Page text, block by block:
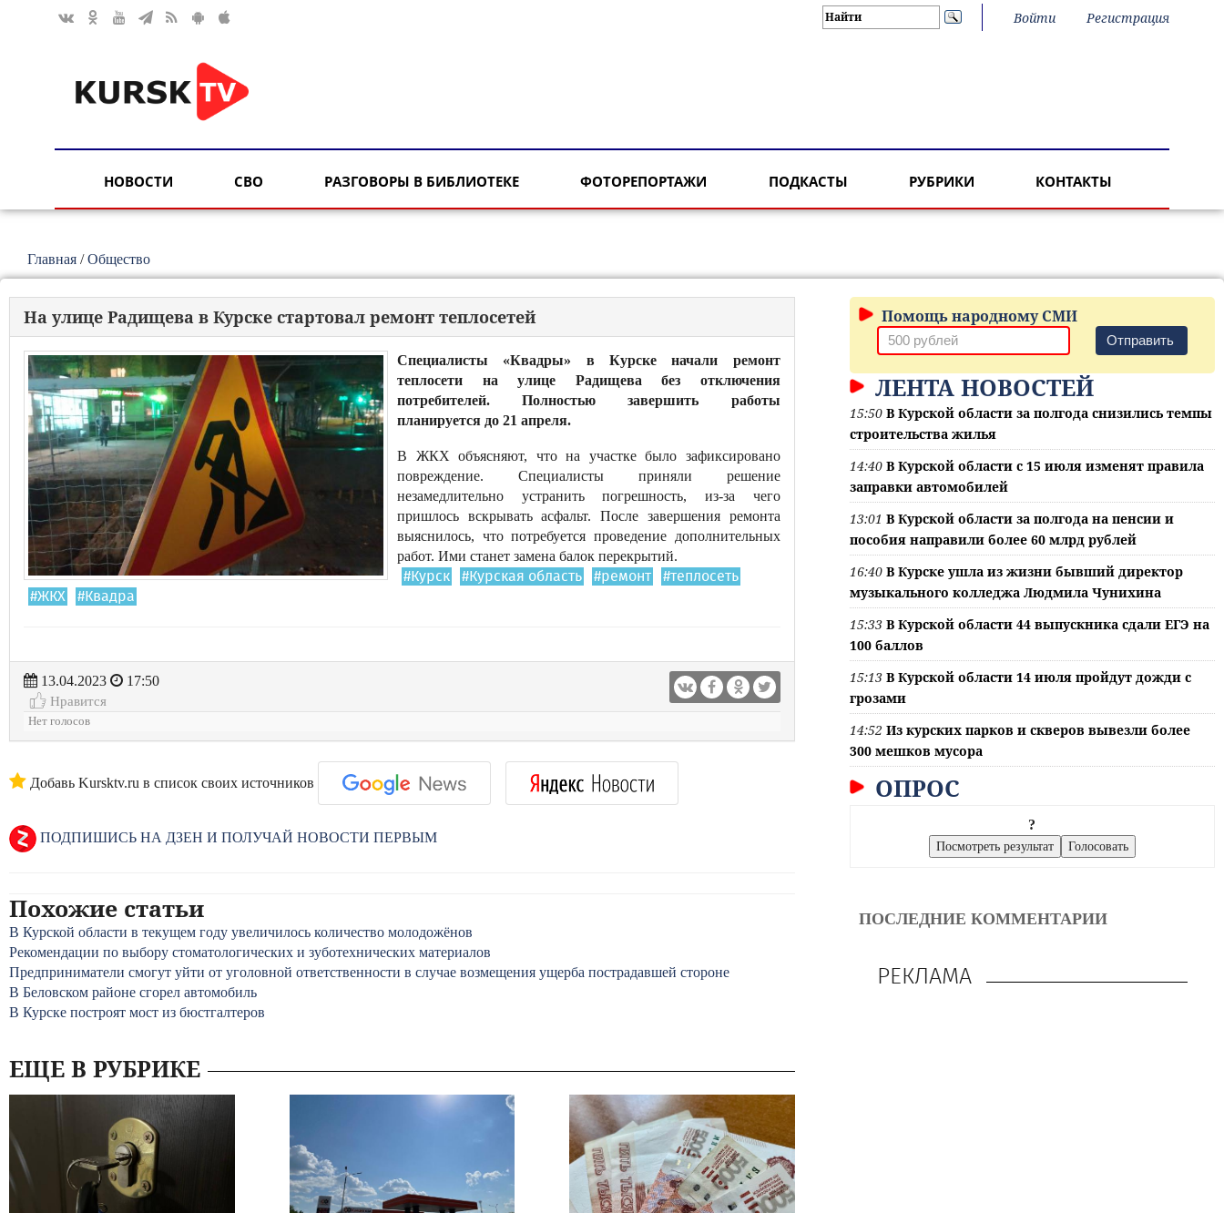
Войти Регистрация
НОВОСТИ СВО РАЗГОВОРЫ В БИБЛИОТЕКЕ ФОТОРЕПОРТАЖИ ПОДКАСТЫ РУБРИКИ КОНТАКТЫ
Главная /Общество
На улице Радищева в Курске стартовал ремонт теплосетей
Специалисты «Квадры» в Курске начали ремонт
теплосети на улице Радищева без отключения
потребителей. Полностью завершить работы
планируется до 21 апреля.
В ЖКХ объясняют, что на участке было зафиксировано
повреждение. Специалисты приняли решение
незамедлительно устранить погрешность, из-за чего
пришлось вскрывать асфальт. После завершения ремонта
выяснилось, что потребуется проведение дополнительных
работ. Ими станет замена балок перекрытий.
#Курск #Курская область #ремонт
#теплосеть
#ЖКХ
#Квадра
13.04.2023
17:50
Нравится
Нет голосов
Добавь Kursktv.ru в список своих источников
ПОДПИШИСЬ НА ДЗЕН И ПОЛУЧАЙ НОВОСТИ ПЕРВЫМ
Похожие статьи
В Курской области в текущем году увеличилось количество молодожёнов
Рекомендации по выбору стоматологических и зуботехнических материалов
Предприниматели смогут уйти от уголовной ответственности в случае возмещения ущерба пострадавшей стороне
В Беловском районе сгорел автомобиль
В Курске построят мост из бюстгалтеров
ЕЩЕ В РУБРИКЕ
Помощь народному СМИ
Отправить
ЛЕНТА НОВОСТЕЙ
15:50 В Курской области за полгода снизились темпы
строительства жилья
14:40 В Курской области с 15 июля изменят правила
заправки автомобилей
13:01 В Курской области за полгода на пенсии и
пособия направили более 60 млрд рублей
16:40 В Курске ушла из жизни бывший директор
музыкального колледжа Людмила Чунихина
15:33 В Курской области 44 выпускника сдали ЕГЭ на
100 баллов
15:13 В Курской области 14 июля пройдут дожди с
грозами
14:52 Из курских парков и скверов вывезли более
300 мешков мусора
ОПРОС
?
ПОСЛЕДНИЕ КОММЕНТАРИИ
РЕКЛАМА